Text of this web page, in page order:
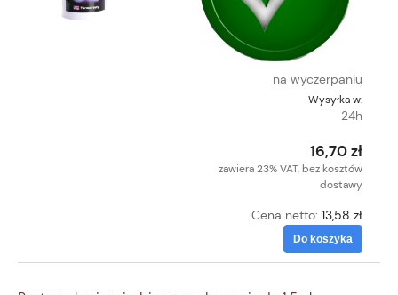
na wyczerpaniu
Wysyłka w:
24h
16,70 zł
zawiera 23% VAT, bez kosztów
dostawy
Cena netto: 13,58 zł
Do koszyka